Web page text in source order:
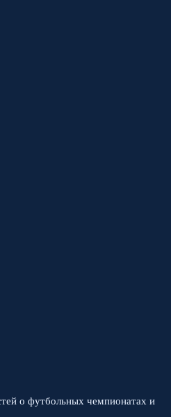
о футбольных чемпионатах и